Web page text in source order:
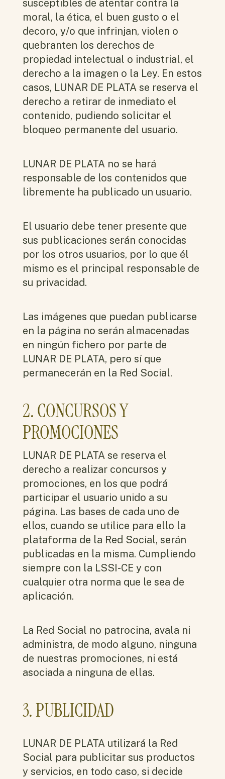
susceptibles de atentar contra la
moral, la ética, el buen gusto o el
decoro, y/o que infrinjan, violen o
quebranten los derechos de
propiedad intelectual o industrial, el
derecho a la imagen o la Ley. En estos
casos, LUNAR DE PLATA se reserva el
derecho a retirar de inmediato el
contenido, pudiendo solicitar el
bloqueo permanente del usuario.
LUNAR DE PLATA no se hará
responsable de los contenidos que
libremente ha publicado un usuario.
El usuario debe tener presente que
sus publicaciones serán conocidas
por los otros usuarios, por lo que él
mismo es el principal responsable de
su privacidad.
Las imágenes que puedan publicarse
en la página no serán almacenadas
en ningún fichero por parte de
LUNAR DE PLATA, pero sí que
permanecerán en la Red Social.
2. CONCURSOS Y
PROMOCIONES
LUNAR DE PLATA se reserva el
derecho a realizar concursos y
promociones, en los que podrá
participar el usuario unido a su
página. Las bases de cada uno de
ellos, cuando se utilice para ello la
plataforma de la Red Social, serán
publicadas en la misma. Cumpliendo
siempre con la LSSI-CE y con
cualquier otra norma que le sea de
aplicación.
La Red Social no patrocina, avala ni
administra, de modo alguno, ninguna
de nuestras promociones, ni está
asociada a ninguna de ellas.
3. PUBLICIDAD
LUNAR DE PLATA utilizará la Red
Social para publicitar sus productos
y servicios, en todo caso, si decide